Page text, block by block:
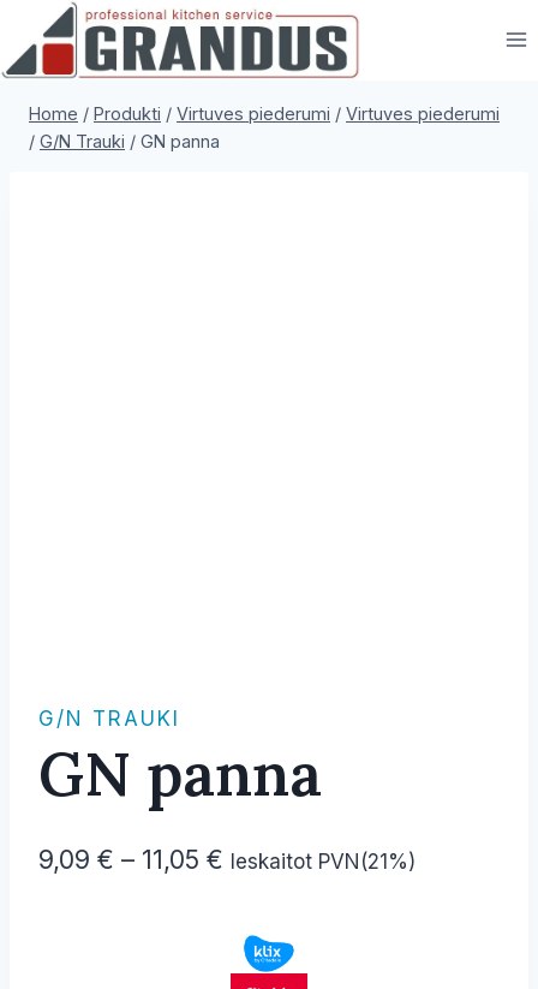
content
Home / Produkti / Virtuves piederumi / Virtuves piederumi
/ G/N Trauki / GN panna
G/N TRAUKI
GN panna
9,09 € – 11,05 € Price
9,09 €
through
Ieskaitot PVN(21%)